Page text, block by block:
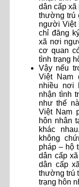
dân cấp
thường trú
người Việt
chỉ đăng
xã nơi
cơ quan
tình trạng
Vậy nếu
Việt Nam
nhiều nơi
nhận tình
như thế
Việt Nam
hôn nhân
khác
không
pháp – hộ
dân cấp
dân cấp
thường trú
trạng hôn